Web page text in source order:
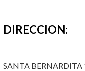
DIRECCION:
SANTA BERNARDITA